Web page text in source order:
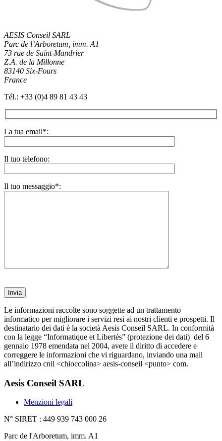
AESIS Conseil SARL
Parc de l’Arboretum, imm. A1
73 rue de Saint-Mandrier
Z.A. de la Millonne
83140 Six-Fours
France
Tél.: +33 (0)4 89 81 43 43
La tua email*:
Il tuo telefono:
Il tuo messaggio*:
Le informazioni raccolte sono soggette ad un trattamento
informatico per migliorare i servizi resi ai nostri clienti e prospetti. Il
destinatario dei dati è la società Aesis Conseil SARL. In conformità
con la legge “Informatique et Libertés” (protezione dei dati) del 6
gennaio 1978 emendata nel 2004, avete il diritto di accedere e
correggere le informazioni che vi riguardano, inviando una mail
all’indirizzo cnil <chioccolina> aesis-conseil <punto> com.
Aesis Conseil SARL
Menzioni legali
N° SIRET : 449 939 743 000 26
Parc de l'Arboretum, imm. A1